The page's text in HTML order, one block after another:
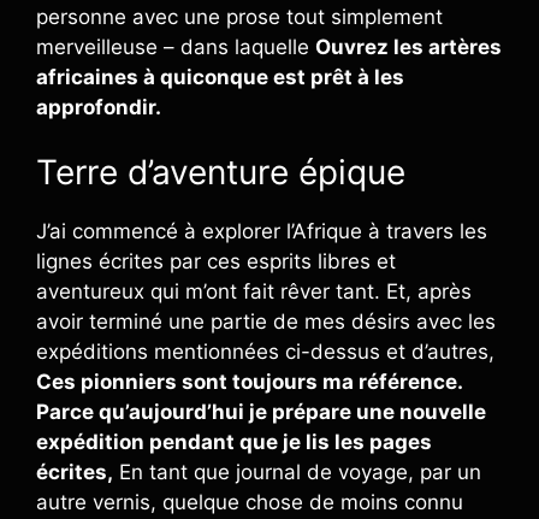
personne avec une prose tout simplement
merveilleuse – dans laquelle Ouvrez les artères
africaines à quiconque est prêt à les
approfondir.
Terre d’aventure épique
J’ai commencé à explorer l’Afrique à travers les
lignes écrites par ces esprits libres et
aventureux qui m’ont fait rêver tant. Et, après
avoir terminé une partie de mes désirs avec les
expéditions mentionnées ci-dessus et d’autres,
Ces pionniers sont toujours ma référence.
Parce qu’aujourd’hui je prépare une nouvelle
expédition pendant que je lis les pages
écrites, En tant que journal de voyage, par un
autre vernis, quelque chose de moins connu